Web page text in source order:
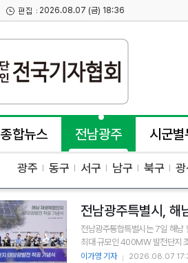
2026.08.07 (금) 18:36
종합뉴스 전남광주
광주 동구 서구 남구 북구
시군
전남광주특별시,
전남광주통합특별시는 7일 해남
최대 규모인 400MW 발전단지
이가영 기자 2026.08.07